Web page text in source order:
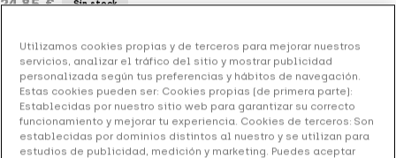
24.85 €
Sin stock
Tratamiento facial de noche para disminuir las arrugas
persistentes y reforzar la dermis dando lugar a una piel
mas rejuvenecida.
Utilizamos cookies propias y de terceros para mejorar nuestros
servicios, analizar el tráfico del sitio y mostrar publicidad
personalizada según tus preferencias y hábitos de navegación.
Estas cookies pueden ser: Cookies propias (de primera parte):
Establecidas por nuestro sitio web para garantizar su correcto
funcionamiento y mejorar tu experiencia. Cookies de terceros: Son
establecidas por dominios distintos al nuestro y se utilizan para
estudios de publicidad, medición y marketing. Puedes aceptar